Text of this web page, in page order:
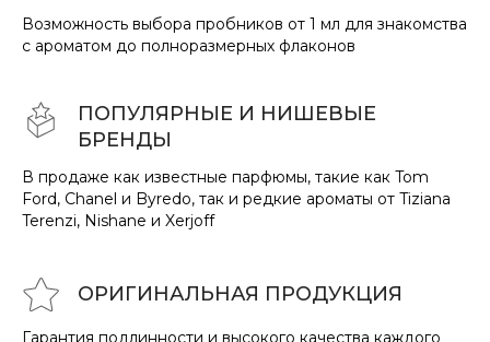
Возможность выбора пробников от 1 мл для знакомства
с ароматом до полноразмерных флаконов
ПОПУЛЯРНЫЕ И НИШЕВЫЕ
БРЕНДЫ
В продаже как известные парфюмы, такие как Tom
Ford, Chanel и Byredo, так и редкие ароматы от Tiziana
Terenzi, Nishane и Xerjoff
ОРИГИНАЛЬНАЯ ПРОДУКЦИЯ
Гарантия подлинности и высокого качества каждого